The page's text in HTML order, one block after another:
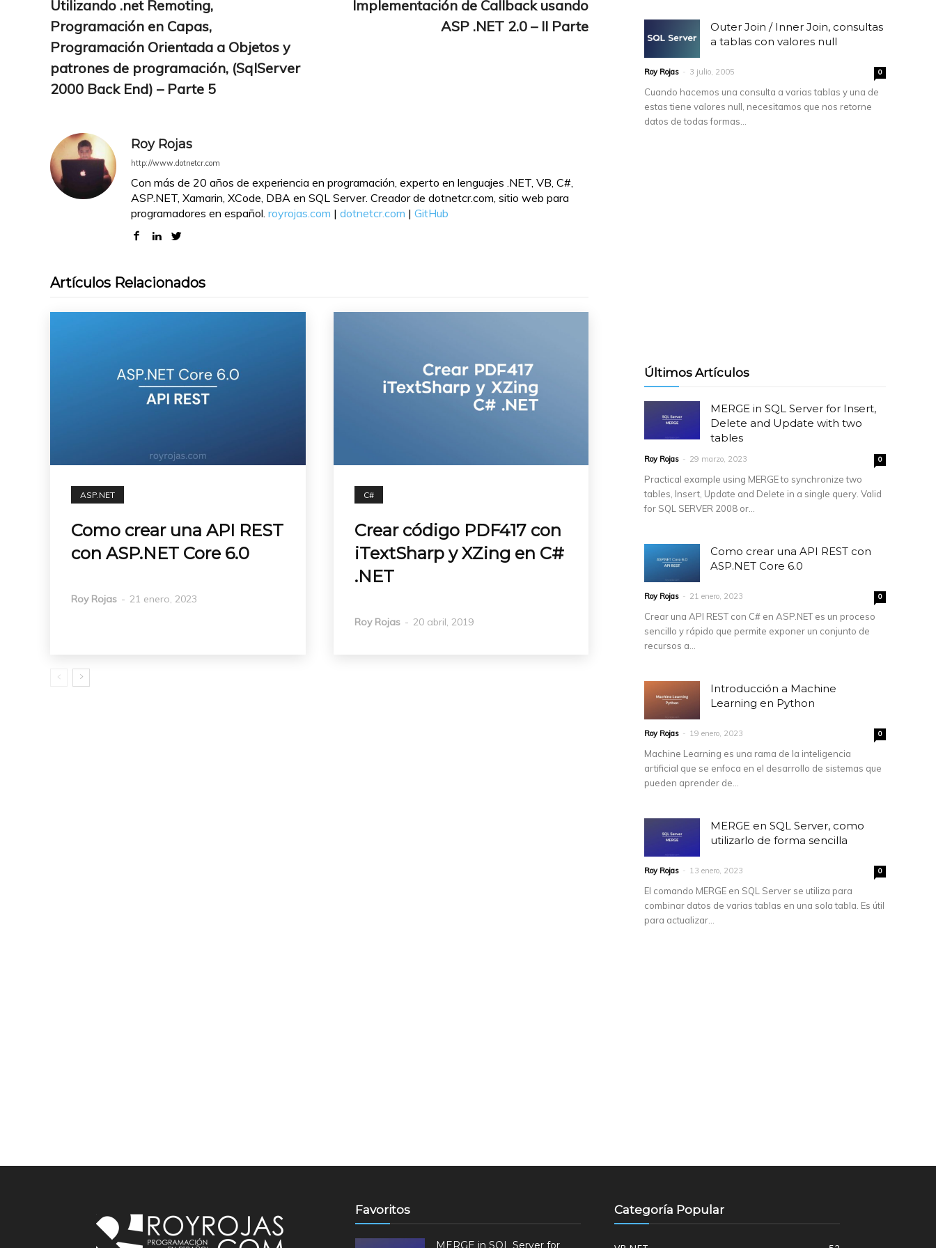
Utilizando .net Remoting,
Programación en Capas,
Programación Orientada a Objetos y
patrones de programación, (SqlServer
2000 Back End) – Parte 5
Implementación de Callback usando
ASP .NET 2.0 – II Parte
Roy Rojas
http://www.dotnetcr.com
Con más de 20 años de experiencia en programación, experto en lenguajes .NET, VB, C#,
ASP.NET, Xamarin, XCode, DBA en SQL Server. Creador de dotnetcr.com, sitio web para
programadores en español. royrojas.com | dotnetcr.com | GitHub
Artículos Relacionados
ASP.NET
Como crear una API REST
con ASP.NET Core 6.0
Roy Rojas - 21 enero, 2023
C#
Crear código PDF417 con
iTextSharp y XZing en C#
.NET
Roy Rojas - 20 abril, 2019
Outer Join / Inner Join, consultas
a tablas con valores null
Roy Rojas - 3 julio, 2005 0
Cuando hacemos una consulta a varias tablas y una de
estas tiene valores null, necesitamos que nos retorne
datos de todas formas...
Últimos Artículos
MERGE in SQL Server for Insert,
Delete and Update with two
tables
Roy Rojas - 29 marzo, 2023 0
Practical example using MERGE to synchronize two
tables, Insert, Update and Delete in a single query. Valid
for SQL SERVER 2008 or...
Como crear una API REST con
ASP.NET Core 6.0
Roy Rojas - 21 enero, 2023 0
Crear una API REST con C# en ASP.NET es un proceso
sencillo y rápido que permite exponer un conjunto de
recursos a...
Introducción a Machine
Learning en Python
Roy Rojas - 19 enero, 2023 0
Machine Learning es una rama de la inteligencia
artificial que se enfoca en el desarrollo de sistemas que
pueden aprender de...
MERGE en SQL Server, como
utilizarlo de forma sencilla
Roy Rojas - 13 enero, 2023 0
El comando MERGE en SQL Server se utiliza para
combinar datos de varias tablas en una sola tabla. Es útil
para actualizar...
Favoritos
MERGE in SQL Server for
Categoría Popular